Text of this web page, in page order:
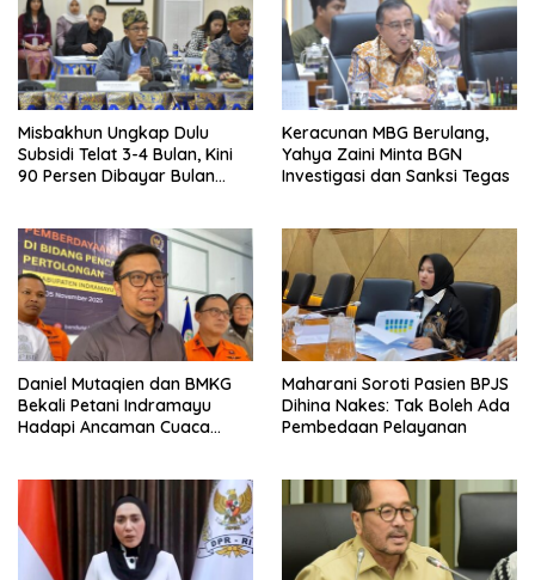
Misbakhun Ungkap Dulu
Subsidi Telat 3-4 Bulan, Kini
90 Persen Dibayar Bulan
Keracunan MBG Berulang,
Yahya Zaini Minta BGN
Investigasi dan Sanksi Tegas
Daniel Mutaqien dan BMKG
Bekali Petani Indramayu
Hadapi Ancaman Cuaca
Maharani Soroti Pasien BPJS
Dihina Nakes: Tak Boleh Ada
Pembedaan Pelayanan